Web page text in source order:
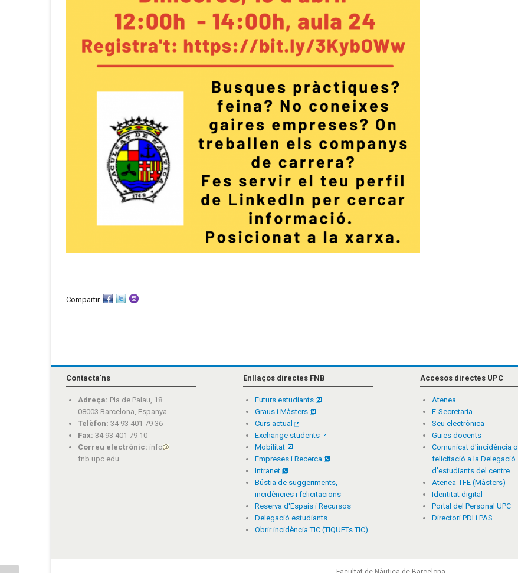
Compartir
Contacta'ns
Adreça: Pla de Palau, 18
08003 Barcelona, Espanya
Telèfon: 34 93 401 79 36
Fax: 34 93 401 79 10
Correu electrònic: info
fnb.upc.edu
Enllaços directes FNB
Futurs estudiants
Graus i Màsters
Curs actual
Exchange students
Mobilitat
Empreses i Recerca
Intranet
Bústia de suggeriments,
incidències i felicitacions
Reserva d'Espais i Recursos
Delegació estudiants
Obrir incidència TIC (TIQUETs TIC)
Accesos directes UPC
Atenea
E-Secretaria
Seu electrònica
Guies docents
Comunicat d'incidència o
felicitació a la Delegació
d'estudiants del centre
Atenea-TFE (Màsters)
Identitat digital
Portal del Personal UPC
Directori PDI i PAS